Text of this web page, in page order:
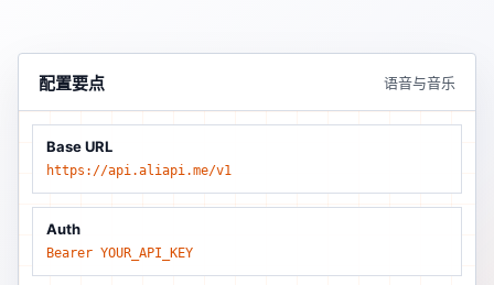
配置要点 语音与音乐
Base URL
https://api.aliapi.me/v1
Auth
Bearer YOUR_API_KEY